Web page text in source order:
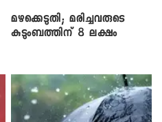
മഴക്കെടുതി; മരിച്ചവരുടെ
കുടുംബത്തിന് 8 ലക്ഷം